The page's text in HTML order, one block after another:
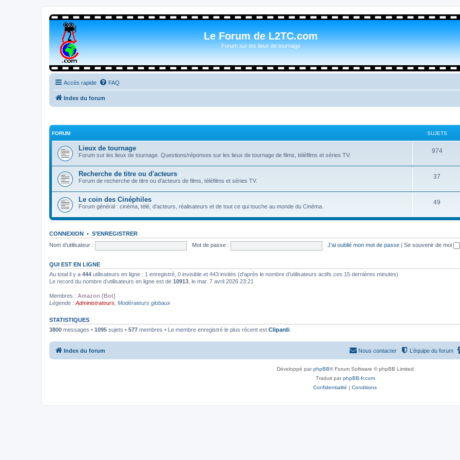
Le Forum de L2TC.com
Forum sur les lieux de tournage
Accès rapide FAQ
Index du forum
FORUM SUJETS
Lieux de tournage
Forum sur les lieux de tournage. Questions/réponses sur les lieux de tournage de films, téléfilms et séries TV.
974
Recherche de titre ou d'acteurs
Forum de recherche de titre ou d'acteurs de films, téléfilms et séries TV.
37
Le coin des Cinéphiles
Forum général : cinéma, télé, d'acteurs, réalisateurs et de tout ce qui touche au monde du Cinéma.
49
CONNEXION • S’ENREGISTRER
Nom d’utilisateur :
Mot de passe : J’ai oublié mon mot de passe Se souvenir de moi
QUI EST EN LIGNE
Au total il y a 444 utilisateurs en ligne : 1 enregistré, 0 invisible et 443 invités (d’après le nombre d’utilisateurs actifs ces 15 dernières minutes)
Le record du nombre d’utilisateurs en ligne est de 10913 , le mar. 7 avril 2026 23:21
Membres : Amazon [Bot]
Légende : Administrateurs Modérateurs globaux
STATISTIQUES
3800 messages • 1095 sujets • 577 membres • Le membre enregistré le plus récent est Clipardi
Index du forum L’équipe du forum
Nous contacter
Développé parphpBB® Forum Software © phpBB Limited
Traduit parphpBB-fr.com
Confidentialité | Conditions